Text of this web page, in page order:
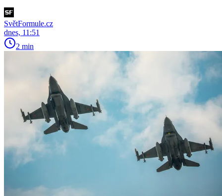
SvětFormule.cz
dnes, 11:51
2 min